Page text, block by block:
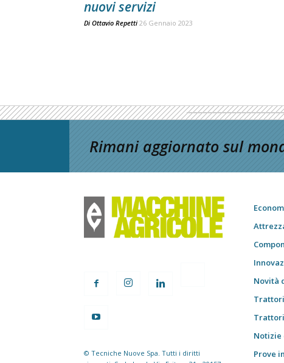
nuovi servizi
Di Ottavio Repetti 26 Gennaio 2023
Rimani aggiornato sul
© Tecniche Nuove Spa. Tutti i diritti
Novità
Trattori
Trattori
Notizie
Prove